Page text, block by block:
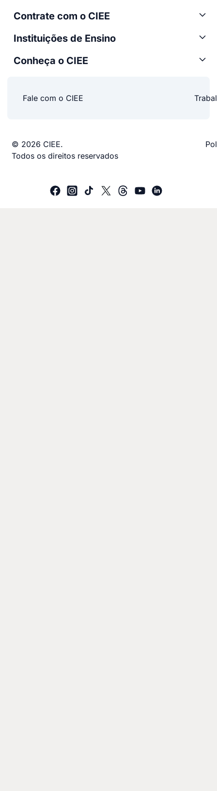
Contrate com o CIEE
Instituições de Ensino
Conheça o CIEE
Fale com o CIEE
© 2026 CIEE.
Todos os direitos reservados